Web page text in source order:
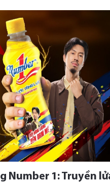
Number 1: Truyền